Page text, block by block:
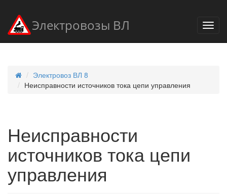
Электровозы ВЛ
Электровоз ВЛ 8
Неисправности источников тока цепи управления
Неисправности
источников тока цепи
управления